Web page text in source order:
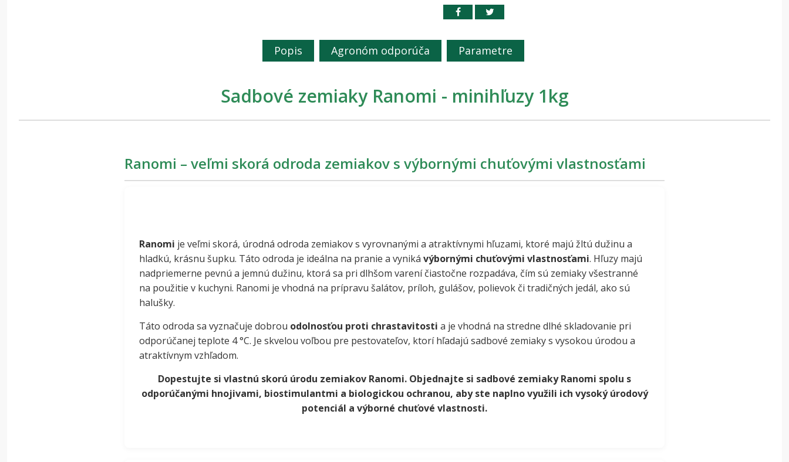
Popis Agronóm odporúča Parametre
Sadbové zemiaky Ranomi - minihľuzy 1kg
Ranomi – veľmi skorá odroda zemiakov s výbornými chuťovými vlastnosťami
Ranomi je veľmi skorá, úrodná odroda zemiakov s vyrovnanými a atraktívnymi hľuzami, ktoré majú žltú dužinu a
hladkú, krásnu šupku. Táto odroda je ideálna na pranie a vyniká výbornými chuťovými vlastnosťami. Hľuzy majú
nadpriemerne pevnú a jemnú dužinu, ktorá sa pri dlhšom varení čiastočne rozpadáva, čím sú zemiaky všestranné
na použitie v kuchyni. Ranomi je vhodná na prípravu šalátov, príloh, gulášov, polievok či tradičných jedál, ako sú
halušky.
Táto odroda sa vyznačuje dobrou odolnosťou proti chrastavitosti a je vhodná na stredne dlhé skladovanie pri
odporúčanej teplote 4 °C. Je skvelou voľbou pre pestovateľov, ktorí hľadajú sadbové zemiaky s vysokou úrodou a
atraktívnym vzhľadom.
Dopestujte si vlastnú skorú úrodu zemiakov Ranomi. Objednajte si sadbové zemiaky Ranomi spolu s
odporúčanými hnojivami, biostimulantmi a biologickou ochranou, aby ste naplno využili ich vysoký úrodový
potenciál a výborné chuťové vlastnosti.